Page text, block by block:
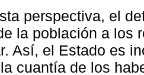
perspectiva, el
la población a los
Así, el Estado es
cuantía de los